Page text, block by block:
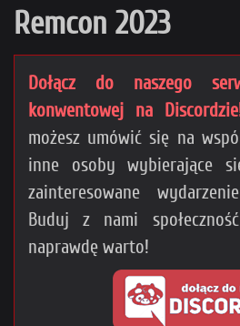
Remcon 2023
Dołącz do naszego
konwentowej na
możesz umówić się na
inne osoby wybierające
zainteresowane
Buduj z nami
naprawdę warto!